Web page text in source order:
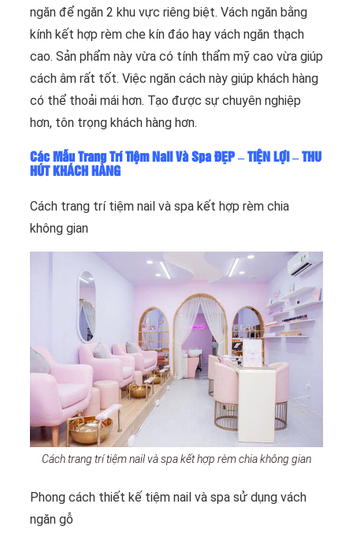
ngăn để ngăn 2 khu vực riêng biệt. Vách ngăn bằng
kính kết hợp rèm che kín đáo hay vách ngăn thạch
cao. Sản phẩm này vừa có tính thẩm mỹ cao vừa giúp
cách âm rất tốt. Việc ngăn cách này giúp khách hàng
có thể thoải mái hơn. Tạo được sự chuyên nghiệp
hơn, tôn trọng khách hàng hơn.
Các Mẫu Trang Trí Tiệm Nail Và Spa ĐẸP – TIỆN LỢI – THU
HÚT KHÁCH HÀNG
Cách trang trí tiệm nail và spa kết hợp rèm chia
không gian
Cách trang trí tiệm nail và spa kết hợp rèm chia không gian
Phong cách thiết kế tiệm nail và spa sử dụng vách
ngăn gỗ